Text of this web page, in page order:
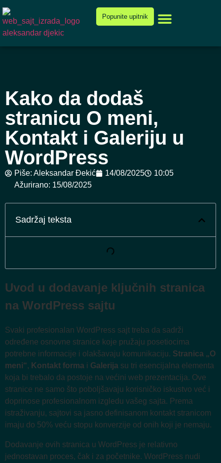
Popunite upitnik
Kako da dodaš
stranicu O meni,
Kontakt i Galeriju u
WordPress
Piše: Aleksandar Đekić 14/08/2025
10:05
Ažurirano: 15/08/2025
Sadržaj teksta
Uvod u dodavanje ključnih stranica
na WordPress sajtu
Svaki profesionalan WordPress sajt treba da sadrži
određene osnovne stranice koje pružaju posetiocima
potrebne informacije i olakšavaju komunikaciju. Stranica „O
meni“, Kontakt forma i Galerija su tri esencijalna elementa
koja bi trebalo da postoje na većini web prezentacija. Ove
stranice ne samo što poboljšavaju korisničko iskustvo već i
doprinose profesionalnom izgledu vašeg sajta. Prema
istraživanju, sajtovi sa jasno definisanom kontakt stranicom
imaju do 50% veću stopu konverzije od onih koji je nemaju.
Dodavanje ovih stranica u WordPress je relativno
jednostavan proces, čak i za početnike. WordPress nudi